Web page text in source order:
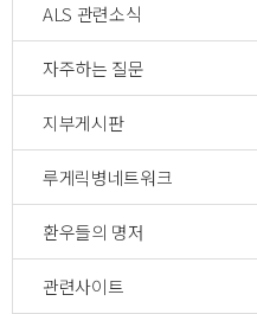
ALS 관련소식
자주하는 질문
지부게시판
루게릭병네트워크
환우들의 명저
관련사이트